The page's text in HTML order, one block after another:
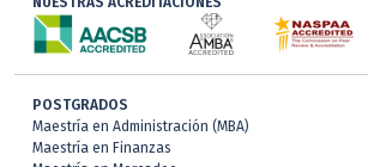
POSTGRADOS
Maestría en Administración (MBA)
Maestría en Finanzas